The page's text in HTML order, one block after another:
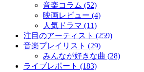
音楽コラム (52)
映画レビュー (4)
人気ドラマ (11)
注目のアーティスト (259)
音楽プレイリスト (29)
みんなが好きな曲 (28)
ライブレポート (183)